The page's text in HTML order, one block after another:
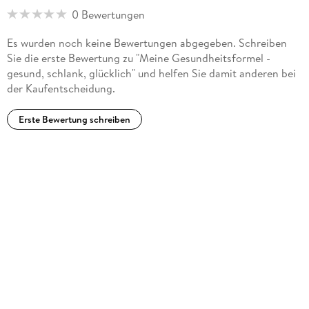
0 Bewertungen
Es wurden noch keine Bewertungen abgegeben. Schreiben
Sie die erste Bewertung zu "Meine Gesundheitsformel -
gesund, schlank, glücklich" und helfen Sie damit anderen bei
der Kaufentscheidung.
Erste Bewertung schreiben